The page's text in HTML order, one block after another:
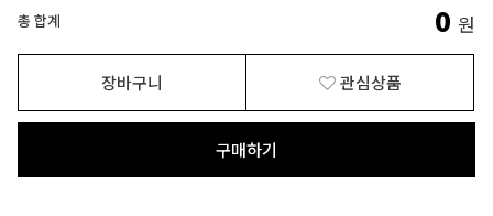
총 합계 0 원
장바구니 관심상품
구매하기